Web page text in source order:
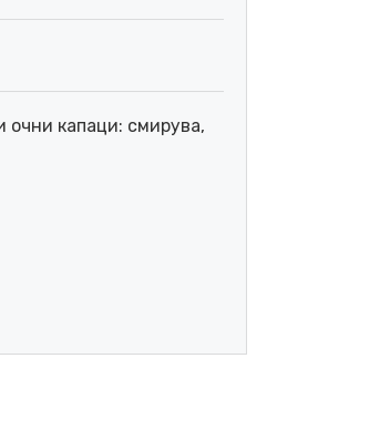
очни капаци: смирува,
ОЧИ 200 мл количина